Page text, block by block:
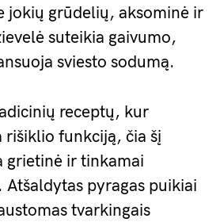
jokių grūdelių, aksominė ir
suteikia gaivumo,
sviesto sodumą.
receptų, kur
rišiklio funkciją, čia šį
grietinė ir tinkamai
Atšaldytas pyragas puikiai
tvarkingais